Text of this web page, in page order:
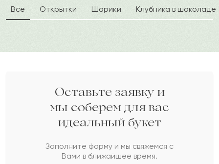
С 2023-01-19
Севастьян
Ф 2022-11-02
Фархад
2022-10-29
Ахат
2022-07-27
Геннадий
Стелла
Все Открытки Шарики Клубника в шоколаде
Оставьте заявку и
мы соберем для вас
идеальный букет
Заполните форму и мы свяжемся с
Вами в ближайшее время.